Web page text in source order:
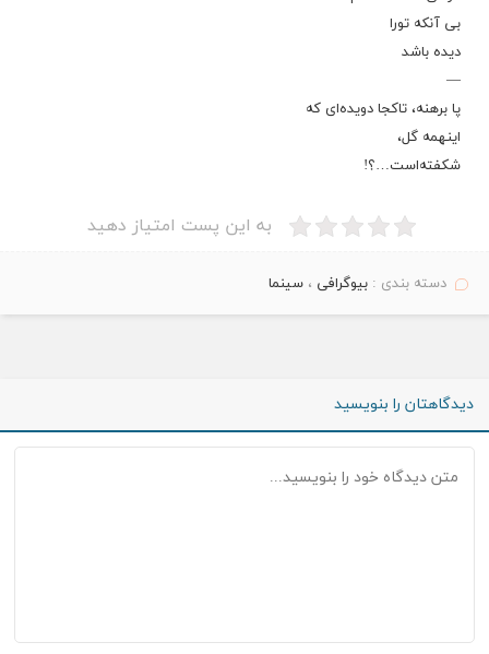
بی آنکه تورا
دیده باشد
—
پا برهنه، تاکجا دویده‌ای که
اینهمه گل،
شکفته‌است…؟!
به این پست امتیاز دهید
دسته بندی :بیوگرافی ،سینما
دیدگاهتان را بنویسید